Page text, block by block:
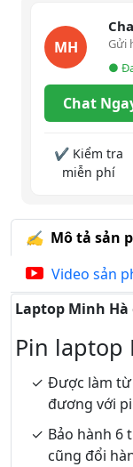
MH
Gửi
●
Chat
✔ Kiểm tra
miễn phí
Mô tả sản
Video sản
Laptop Minh
Pin laptop
Được làm
đương với
Bảo hành 6
cũng đổi